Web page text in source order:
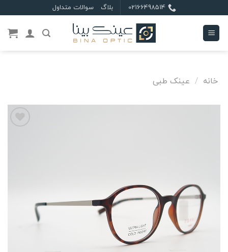
to
content
02166498514 بلاگ سوالات متداول
خانه / عینک طبی